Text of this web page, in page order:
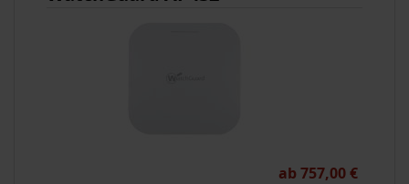
ab 757,00 €